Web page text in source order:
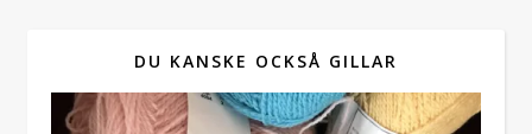
DU KANSKE OCKSÅ GILLAR